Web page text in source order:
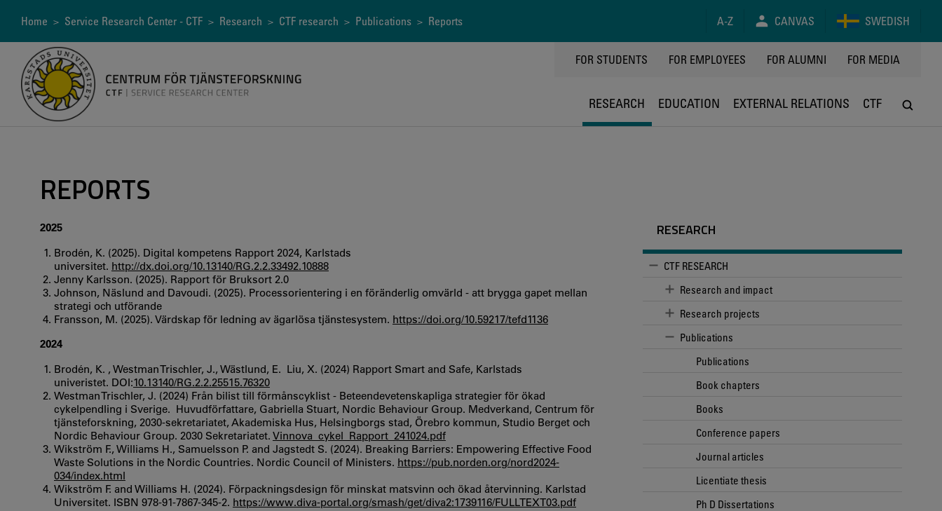
content
Breadcrumb
Home > Service Research Center - CTF > Research > CTF research > Publications > Reports A-Z CANVAS SWEDISH
TOPPMENY
FOR STUDENTS FOR EMPLOYEES FOR ALUMNI FOR MEDIA
RESEARCH EDUCATION EXTERNAL RELATIONS CTF
REPORTS
2025
Brodén, K. (2025). Digital kompetens Rapport 2024, Karlstads
universitet. http://dx.doi.org/10.13140/RG.2.2.33492.10888
Jenny Karlsson. (2025). Rapport för Bruksort 2.0
Johnson, Näslund and Davoudi. (2025). Processorientering i en föränderlig omvärld - att brygga gapet mellan
strategi och utförande
Fransson, M. (2025). Värdskap för ledning av ägarlösa tjänstesystem. https://doi.org/10.59217/tefd1136
2024
Brodén, K. , Westman Trischler, J., Wästlund, E. Liu, X. (2024) Rapport Smart and Safe, Karlstads
univeristet. DOI:10.13140/RG.2.2.25515.76320
Westman Trischler, J. (2024) Från bilist till förmånscyklist - Beteendevetenskapliga strategier för ökad
cykelpendling i Sverige. Huvudförfattare, Gabriella Stuart, Nordic Behaviour Group. Medverkand, Centrum för
tjänsteforskning, 2030-sekretariatet, Akademiska Hus, Helsingborgs stad, Örebro kommun, Studio Berget och
Nordic Behaviour Group. 2030 Sekretariatet. Vinnova_cykel_Rapport_241024.pdf
Wikström F., Williams H., Samuelsson P. and Jagstedt S. (2024). Breaking Barriers: Empowering Effective Food
Waste Solutions in the Nordic Countries. Nordic Council of Ministers. https://pub.norden.org/nord2024-
034/index.html
Wikström F. and Williams H. (2024). Förpackningsdesign för minskat matsvinn och ökad återvinning. Karlstad
Universitet. ISBN 978-91-7867-345-2. https://www.diva-portal.org/smash/get/diva2:1739116/FULLTEXT03.pdf
RESEARCH
CTF RESEARCH
Research and impact
Research projects
Publications
Publications
Book chapters
Books
Conference papers
Journal articles
Licentiate thesis
Ph D Dissertations